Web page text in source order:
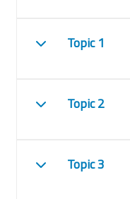
EinklappenTopic 1
EinklappenTopic 2
EinklappenTopic 3